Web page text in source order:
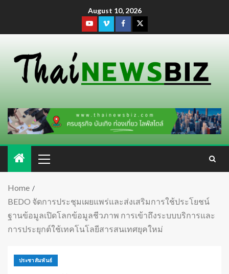
August 10, 2026
Home
BEDO จัดการประชุมเผยแพร่และส่งเสริมการใช้ประโยชน์
ฐานข้อมูลเปิดโลกข้อมูลชีวภาพ การเข้าถึงระบบบริการและ
การประยุกต์ใช้เทคโนโลยีสารสนเทศยุคใหม่
ประชาสัมพันธ์